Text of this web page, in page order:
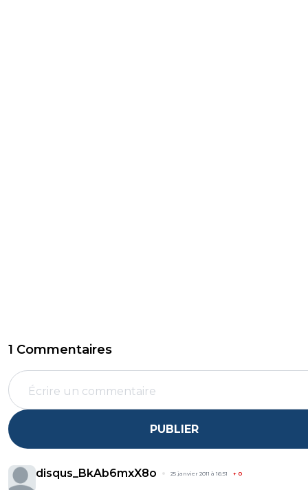
1 Commentaires
PUBLIER
disqus_BkAb6mxX8o 25 janvier 2011 à 16:51 + 0